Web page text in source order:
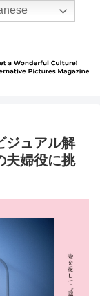
ジュアル解
夫婦役に挑